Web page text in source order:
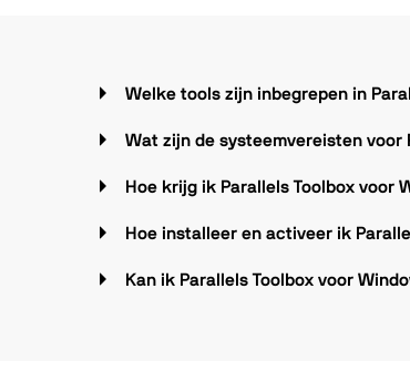
Welke tools zijn inbegrepen in
Wat zijn de systeemvereisten voor
Hoe krijg ik Parallels Toolbox voor
Hoe installeer en activeer ik
Kan ik Parallels Toolbox voor